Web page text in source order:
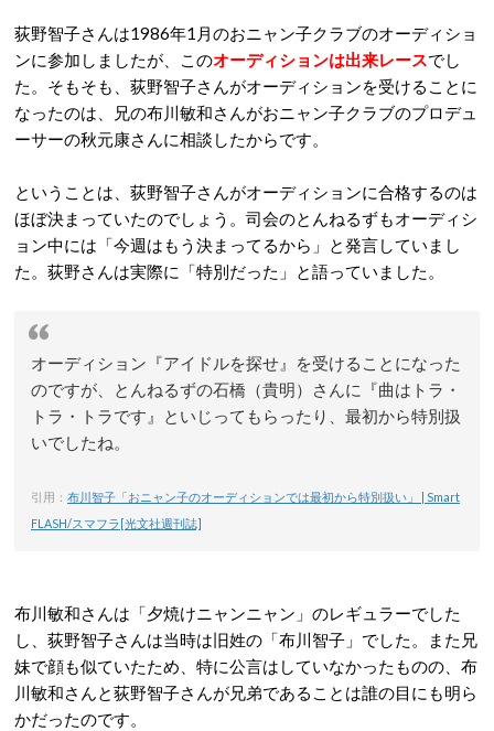
荻野智子さんは1986年1月のおニャン子クラブのオーディショ
ンに参加しましたが、このオーディションは出来レースでし
た。そもそも、荻野智子さんがオーディションを受けることに
なったのは、兄の布川敏和さんがおニャン子クラブのプロデュ
ーサーの秋元康さんに相談したからです。
ということは、荻野智子さんがオーディションに合格するのは
ほぼ決まっていたのでしょう。司会のとんねるずもオーディシ
ョン中には「今週はもう決まってるから」と発言していまし
た。荻野さんは実際に「特別だった」と語っていました。
オーディション『アイドルを探せ』を受けることになった
のですが、とんねるずの石橋（貴明）さんに『曲はトラ・
トラ・トラです』といじってもらったり、最初から特別扱
いでしたね。
引用： 布川智子「おニャン子のオーディションでは最初から特別扱い」 | Smart
FLASH/スマフラ[光文社週刊誌]
布川敏和さんは「夕焼けニャンニャン」のレギュラーでした
し、荻野智子さんは当時は旧姓の「布川智子」でした。また兄
妹で顔も似ていたため、特に公言はしていなかったものの、布
川敏和さんと荻野智子さんが兄弟であることは誰の目にも明ら
かだったのです。